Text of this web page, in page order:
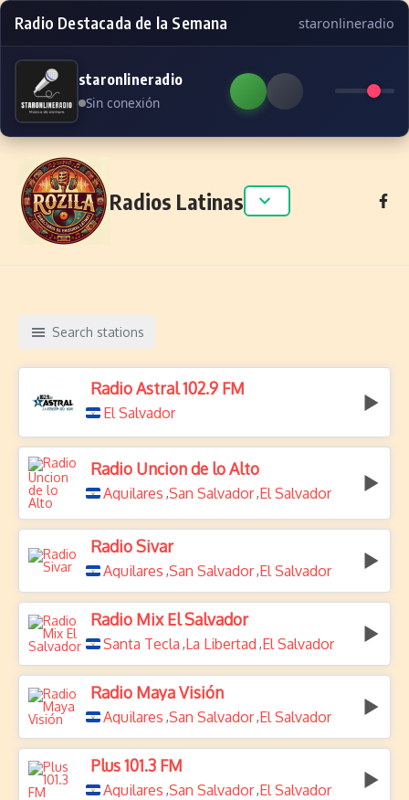
Radio Destacada de la Semana staronlineradio
staronlineradio
Sin conexión
Skip to content
Radios Latinas
Search stations
Radio Astral 102.9 FM
El Salvador
Radio Uncion de lo Alto
Aguilares ,San Salvador,El Salvador
Radio Sivar
Aguilares ,San Salvador,El Salvador
Radio Mix El Salvador
Santa Tecla ,La Libertad ,El Salvador
Radio Maya Visión
Aguilares ,San Salvador,El Salvador
Plus 101.3 FM
Aguilares ,San Salvador,El Salvador